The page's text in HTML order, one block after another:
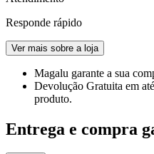
Responde rápido
Ver mais sobre a loja
Magalu garante a sua
Devolução Gratuita em
produto.
Entrega e compra